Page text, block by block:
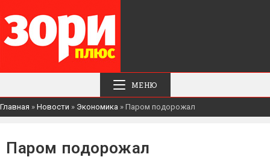
МЕНЮ
Главная » Новости » Экономика » Паром подорожал
Паром подорожал